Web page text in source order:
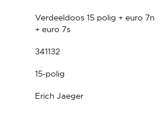
Verdeeldoos 15 polig + euro 7n
+ euro 7s
341132
15-polig
Erich Jaeger